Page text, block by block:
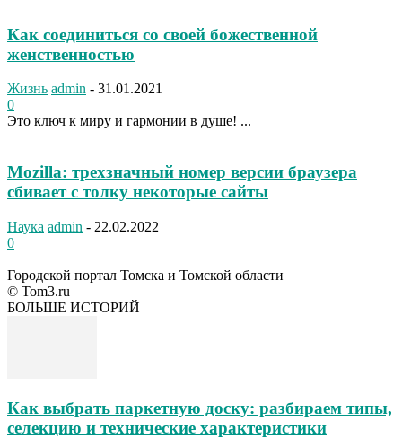
Как соединиться со своей божественной
женственностью
Жизнь admin - 31.01.2021
0
Это ключ к миру и гармонии в душе! ...
Mozilla: трехзначный номер версии браузера
сбивает с толку некоторые сайты
Наука admin - 22.02.2022
0
Городской портал Томска и Томской области
© Tom3.ru
БОЛЬШЕ ИСТОРИЙ
Как выбрать паркетную доску: разбираем типы,
селекцию и технические характеристики